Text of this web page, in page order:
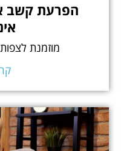
הפרעת קשב
מוזמנת